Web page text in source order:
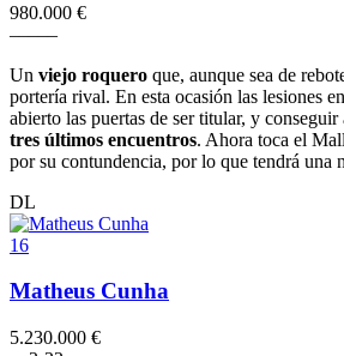
980.000 €
–––––
Un viejo roquero que, aunque sea de
portería rival. En esta ocasión las lesiones
abierto las puertas de ser titular, y conseguir
tres últimos encuentros. Ahora toca el
por su contundencia, por lo que tendrá una
DL
16
Matheus Cunha
5.230.000 €